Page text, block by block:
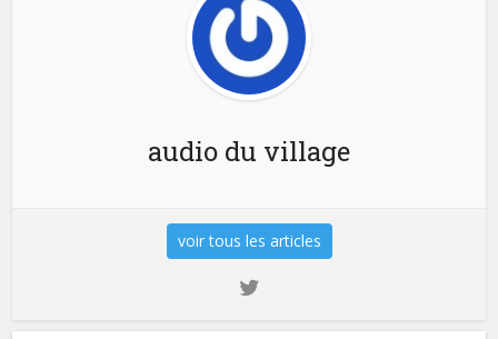
audio du village
voir tous les articles